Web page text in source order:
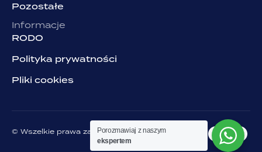
Pozostałe
Informacje
RODO
Polityka prywatności
Pliki cookies
© Wszelkie prawa zastrzeżone. Grupa NJOB
Porozmawiaj z naszym
ekspertem